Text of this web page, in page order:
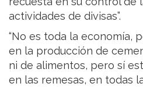
actividades de divisas”.
“No es toda la economía,
en la producción de
ni de alimentos, pero sí
en las remesas, en todas